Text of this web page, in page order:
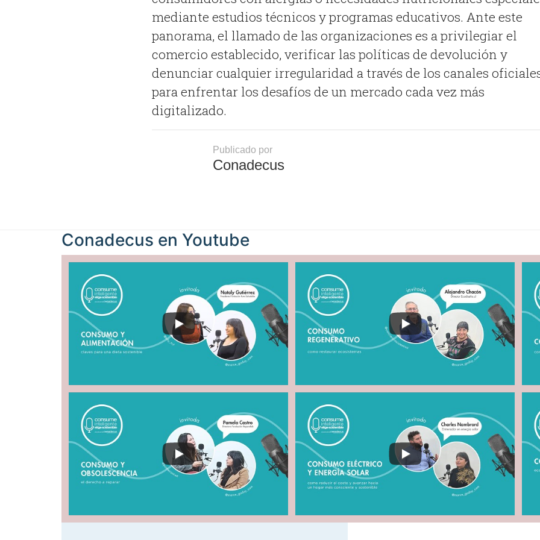
mediante estudios técnicos y programas educativos. Ante este
panorama, el llamado de las organizaciones es a privilegiar el
comercio establecido, verificar las políticas de devolución y
denunciar cualquier irregularidad a través de los canales
para enfrentar los desafíos de un mercado cada vez más
digitalizado.
Publicado por
Conadecus
Conadecus en Youtube